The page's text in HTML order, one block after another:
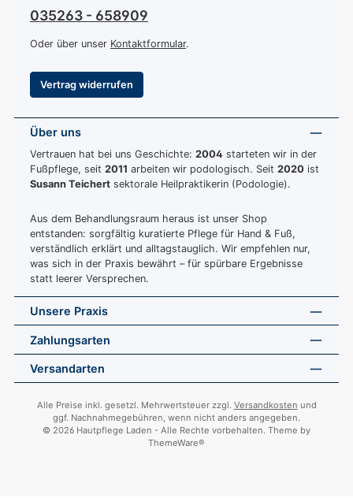
035263 - 658909
Oder über unser Kontaktformular.
Vertrag widerrufen
Über uns
Vertrauen hat bei uns Geschichte: 2004 starteten wir in der
Fußpflege, seit 2011 arbeiten wir podologisch. Seit 2020 ist
Susann Teichert sektorale Heilpraktikerin (Podologie).
Aus dem Behandlungsraum heraus ist unser Shop
entstanden: sorgfältig kuratierte Pflege für Hand & Fuß,
verständlich erklärt und alltagstauglich. Wir empfehlen nur,
was sich in der Praxis bewährt – für spürbare Ergebnisse
statt leerer Versprechen.
Unsere Praxis
Zahlungsarten
Versandarten
Alle Preise inkl. gesetzl. Mehrwertsteuer zzgl. Versandkosten und
ggf. Nachnahmegebühren, wenn nicht anders angegeben.
© 2026 Hautpflege Laden - Alle Rechte vorbehalten. Theme by
ThemeWare®